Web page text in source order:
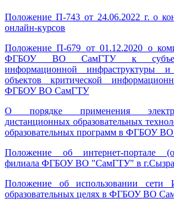
Положение П-743 от 24.06.2022 г. о
онлайн-курсов
Положение П-679 от 01.12.2020 о
ФГБОУ ВО СамГТУ к
информационной инфраструктуры и
объектов критической
ФГБОУ ВО СамГТУ
О порядке применения
дистанционных образовательных
образовательных программ в ФГБОУ
Положение об интернет-портале
филиала ФГБОУ ВО "СамГТУ" в
Положение об использовании сети
образовательных целях в ФГБОУ ВО